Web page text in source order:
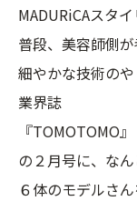
MADURiCAスタ
普段、美容師側
細やかな技術の
業界誌
『TOMOTOMO』
の２月号に、なん
６体のモデルさん